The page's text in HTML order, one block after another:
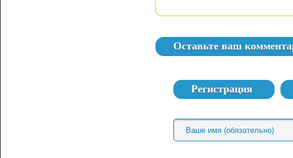
Оставьте ваш
Регистрация